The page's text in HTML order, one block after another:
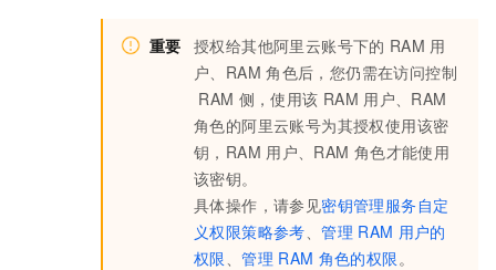
重要 授权给其他阿里云账号下的 RAM 用
户、RAM 角色后，您仍需在访问控制
RAM 侧，使用该 RAM 用户、RAM
角色的阿里云账号为其授权使用该密
钥，RAM 用户、RAM 角色才能使用
该密钥。
具体操作，请参见密钥管理服务自定
义权限策略参考 、管理 RAM 用户的
权限 、管理 RAM 角色的权限 。